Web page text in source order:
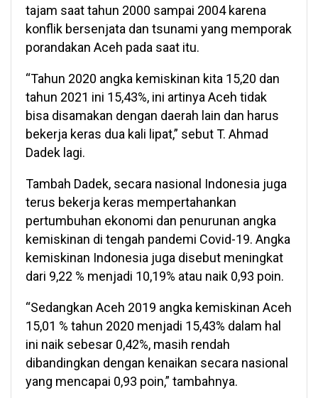
tajam saat tahun 2000 sampai 2004 karena
konflik bersenjata dan tsunami yang memporak
porandakan Aceh pada saat itu.
“Tahun 2020 angka kemiskinan kita 15,20 dan
tahun 2021 ini 15,43%, ini artinya Aceh tidak
bisa disamakan dengan daerah lain dan harus
bekerja keras dua kali lipat,” sebut T. Ahmad
Dadek lagi.
Tambah Dadek, secara nasional Indonesia juga
terus bekerja keras mempertahankan
pertumbuhan ekonomi dan penurunan angka
kemiskinan di tengah pandemi Covid-19. Angka
kemiskinan Indonesia juga disebut meningkat
dari 9,22 % menjadi 10,19% atau naik 0,93 poin.
“Sedangkan Aceh 2019 angka kemiskinan Aceh
15,01 % tahun 2020 menjadi 15,43% dalam hal
ini naik sebesar 0,42%, masih rendah
dibandingkan dengan kenaikan secara nasional
yang mencapai 0,93 poin,” tambahnya.